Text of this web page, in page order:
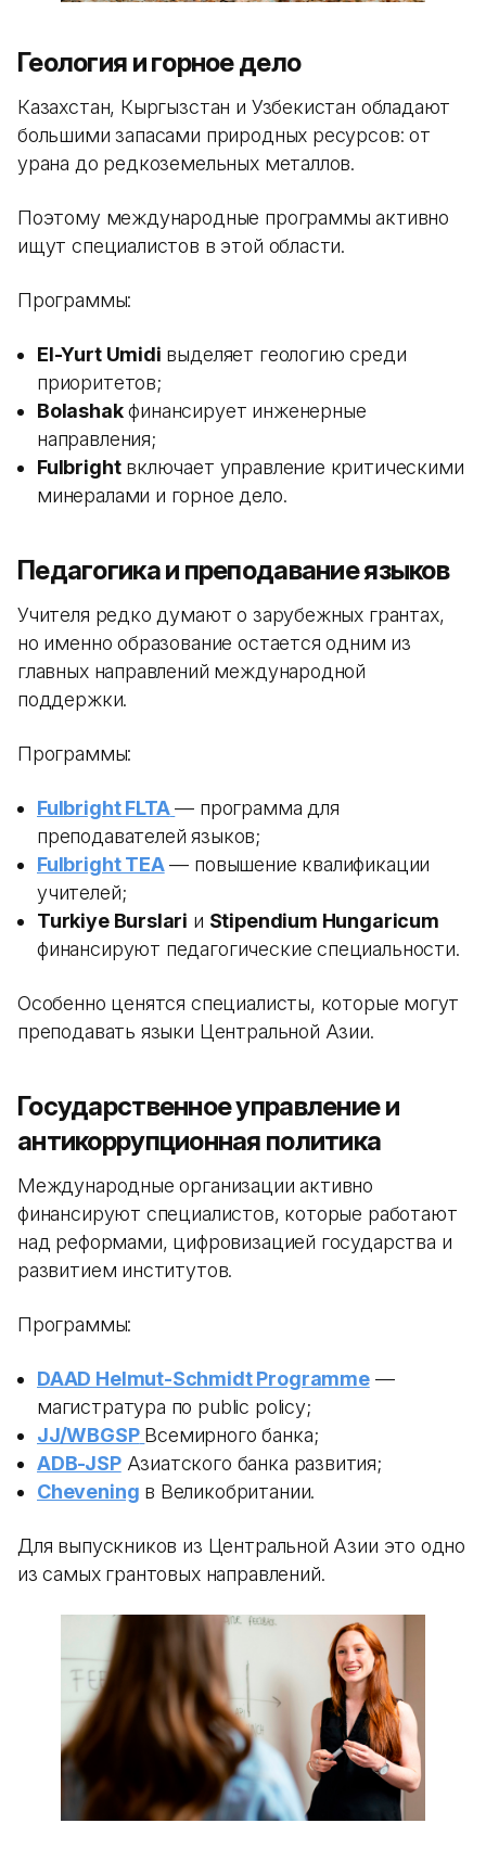
Геология и горное дело
Казахстан, Кыргызстан и Узбекистан обладают
большими запасами природных ресурсов: от
урана до редкоземельных металлов.
Поэтому международные программы активно
ищут специалистов в этой области.
Программы:
El-Yurt Umidi выделяет геологию среди
приоритетов;
Bolashakфинансирует инженерные
направления;
Fulbrightвключает управление критическими
минералами и горное дело.
Педагогика и преподавание языков
Учителя редко думают о зарубежных грантах,
но именно образование остается одним из
главных направлений международной
поддержки.
Программы:
Fulbright FLTA — программа для
преподавателей языков;
Fulbright TEA— повышение квалификации
учителей;
Turkiye Burslari и Stipendium Hungaricum
финансируют педагогические специальности.
Особенно ценятся специалисты, которые могут
преподавать языки Центральной Азии.
Государственное управление и
антикоррупционная политика
Международные организации активно
финансируют специалистов, которые работают
над реформами, цифровизацией государства и
развитием институтов.
Программы:
DAAD Helmut-Schmidt Programme—
магистратура по public policy;
JJ/WBGSP Всемирного банка;
ADB-JSPАзиатского банка развития;
Chevening в Великобритании.
Для выпускников из Центральной Азии это одно
из самых грантовых направлений.